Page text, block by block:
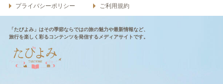
プライバシーポリシー
ご利用規約
「たびよみ」はその季節ならではの旅の魅力や最新情報など、
旅行を楽しく彩るコンテンツを発信するメディアサイトです。